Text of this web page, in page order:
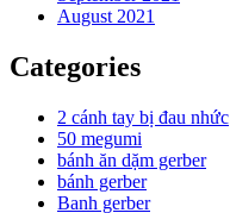
August 2021
Categories
2 cánh tay bị đau nhức
50 megumi
bánh ăn dặm gerber
bánh gerber
Banh gerber